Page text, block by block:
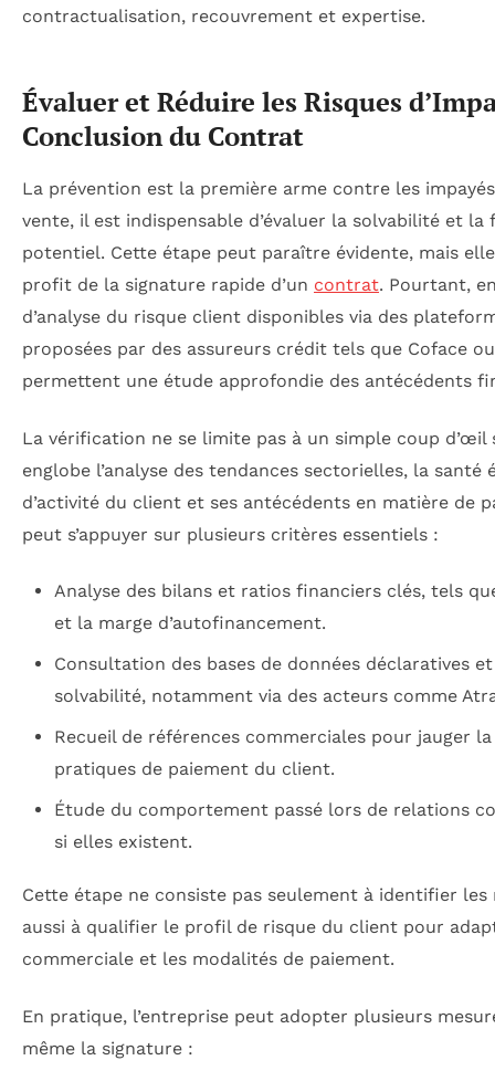
contractualisation, recouvrement et expertise.
Évaluer et Réduire les Risques
Conclusion du Contrat
La prévention est la première arme contre les
vente, il est indispensable d’évaluer la solvabilité et
potentiel. Cette étape peut paraître évidente, mais
profit de la signature rapide d’un contrat. Pourtant,
d’analyse du risque client disponibles via des
proposées par des assureurs crédit tels que Coface
permettent une étude approfondie des antécédents
La vérification ne se limite pas à un simple coup d’œil
englobe l’analyse des tendances sectorielles, la santé
d’activité du client et ses antécédents en matière de
peut s’appuyer sur plusieurs critères essentiels :
Analyse des bilans et ratios financiers clés, tels
et la marge d’autofinancement.
Consultation des bases de données déclaratives
solvabilité, notamment via des acteurs comme
Recueil de références commerciales pour jauger
pratiques de paiement du client.
Étude du comportement passé lors de relations
si elles existent.
Cette étape ne consiste pas seulement à identifier les
aussi à qualifier le profil de risque du client pour
commerciale et les modalités de paiement.
En pratique, l’entreprise peut adopter plusieurs
même la signature :